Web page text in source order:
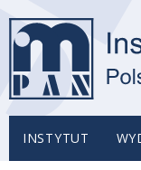
INSTYTUT